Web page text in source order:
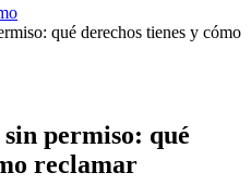
qué derechos tienes y cómo
permiso: qué
reclamar